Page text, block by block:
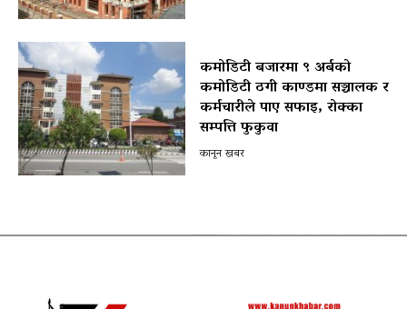
कमोडिटी बजारमा ९ अर्बको
कमोडिटी ठगी काण्डमा सञ्चालक र
कर्मचारीले पाए सफाइ, रोक्का
सम्पत्ति फुकुवा
कानून खबर